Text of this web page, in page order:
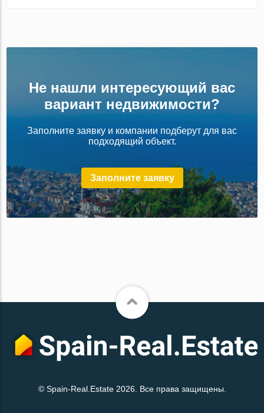
Не нашли интересующий вас
вариант недвижимости?
Заполните заявку и компании подберут для вас
подходящий объект.
Заполните заявку
© Spain-Real.Estate 2026. Все права защищены.